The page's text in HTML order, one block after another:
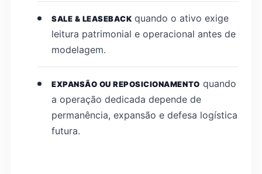
SALE & LEASEBACK quando o ativo exige
leitura patrimonial e operacional antes de
modelagem.
EXPANSÃO OU REPOSICIONAMENTO quando
a operação dedicada depende de
permanência, expansão e defesa logística
futura.